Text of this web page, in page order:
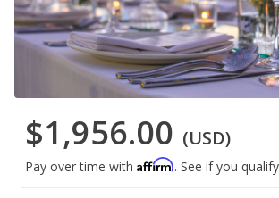
$1,956.00 (USD)
Pay over time with Affirm. See if you